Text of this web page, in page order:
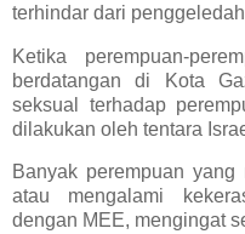
terhindar dari
Ketika perempuan-
berdatangan di Kota
seksual terhadap
dilakukan oleh tentara
Banyak perempuan yang
atau mengalami
dengan MEE, mengingat